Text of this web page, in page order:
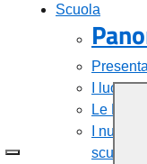
Scuola
I luoghi
Le
I numeri
scuola